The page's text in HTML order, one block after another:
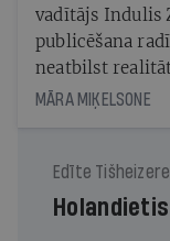
vadītājs Indulis
publicēšana
neatbilst
MĀRA MIĶELSONE
Edīte Tišheizere